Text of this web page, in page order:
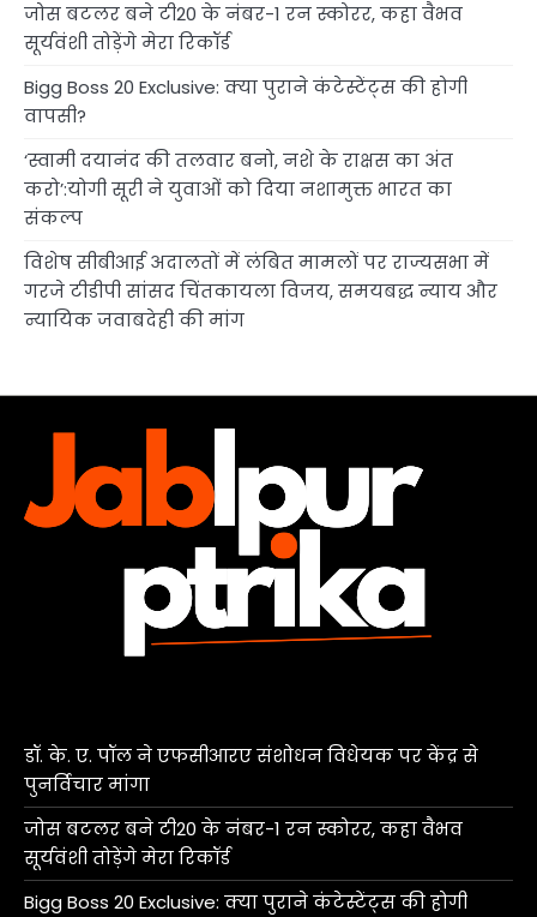
जोस बटलर बने टी20 के नंबर-1 रन स्कोरर, कहा वैभव
सूर्यवंशी तोड़ेंगे मेरा रिकॉर्ड
Bigg Boss 20 Exclusive: क्या पुराने कंटेस्टेंट्स की होगी
वापसी?
‘स्वामी दयानंद की तलवार बनो, नशे के राक्षस का अंत
करो’:योगी सूरी ने युवाओं को दिया नशामुक्त भारत का
संकल्प
विशेष सीबीआई अदालतों में लंबित मामलों पर राज्यसभा में
गरजे टीडीपी सांसद चिंतकायला विजय, समयबद्ध न्याय और
न्यायिक जवाबदेही की मांग
डॉ. के. ए. पॉल ने एफसीआरए संशोधन विधेयक पर केंद्र से
पुनर्विचार मांगा
जोस बटलर बने टी20 के नंबर-1 रन स्कोरर, कहा वैभव
सूर्यवंशी तोड़ेंगे मेरा रिकॉर्ड
Bigg Boss 20 Exclusive: क्या पुराने कंटेस्टेंट्स की होगी